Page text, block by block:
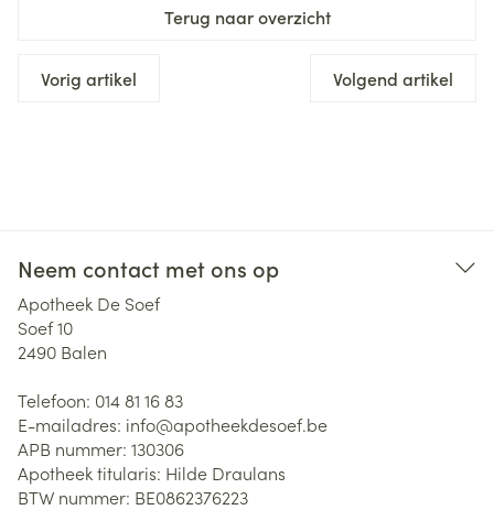
Terug naar overzicht
Vorig artikel Volgend artikel
Neem contact met ons op
Apotheek De Soef
Soef 10
2490 Balen
Telefoon: 014 81 16 83
E-mailadres: info@apotheekdesoef.be
APB nummer: 130306
Apotheek titularis: Hilde Draulans
BTW nummer: BE0862376223